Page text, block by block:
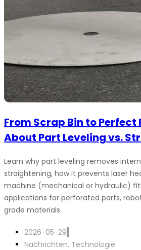
From Scrap Bin to Perfect
About Part Leveling vs.
Learn why part leveling removes
straightening, how it prevents laser
machine (mechanical or hydraulic)
applications for perforated parts,
grade materials.
2026-05-29
Nachrichten, Technologie